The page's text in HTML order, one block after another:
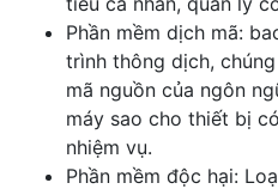
Phần mềm dịch mã:
trình thông dịch,
mã nguồn của ngôn
máy sao cho thiết bị
nhiệm vụ.
Phần mềm độc hại: